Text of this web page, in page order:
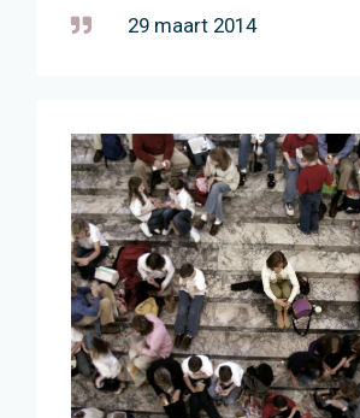
29 maart 2014